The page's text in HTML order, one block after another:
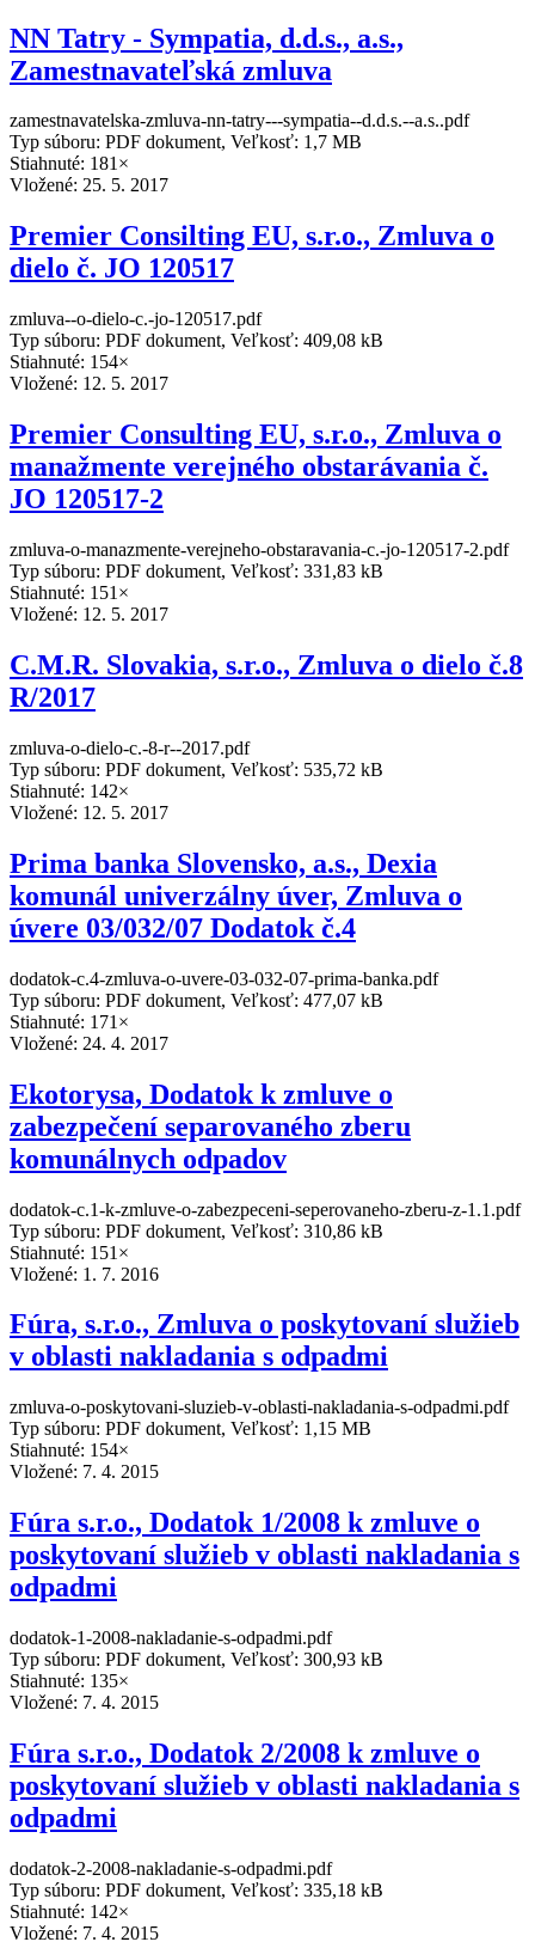
NN Tatry - Sympatia, d.d.s., a.s.,
Zamestnavateľská zmluva
zamestnavatelska-zmluva-nn-tatry---sympatia--d.d.s.--a.s..pdf
Typ súboru: PDF dokument, Veľkosť: 1,7 MB
Stiahnuté: 181×
Vložené: 25. 5. 2017
Premier Consilting EU, s.r.o., Zmluva o
dielo č. JO 120517
zmluva--o-dielo-c.-jo-120517.pdf
Typ súboru: PDF dokument, Veľkosť: 409,08 kB
Stiahnuté: 154×
Vložené: 12. 5. 2017
Premier Consulting EU, s.r.o., Zmluva o
manažmente verejného obstarávania č.
JO 120517-2
zmluva-o-manazmente-verejneho-obstaravania-c.-jo-120517-2.pdf
Typ súboru: PDF dokument, Veľkosť: 331,83 kB
Stiahnuté: 151×
Vložené: 12. 5. 2017
C.M.R. Slovakia, s.r.o., Zmluva o dielo č.8
R/2017
zmluva-o-dielo-c.-8-r--2017.pdf
Typ súboru: PDF dokument, Veľkosť: 535,72 kB
Stiahnuté: 142×
Vložené: 12. 5. 2017
Prima banka Slovensko, a.s., Dexia
komunál univerzálny úver, Zmluva o
úvere 03/032/07 Dodatok č.4
dodatok-c.4-zmluva-o-uvere-03-032-07-prima-banka.pdf
Typ súboru: PDF dokument, Veľkosť: 477,07 kB
Stiahnuté: 171×
Vložené: 24. 4. 2017
Ekotorysa, Dodatok k zmluve o
zabezpečení separovaného zberu
komunálnych odpadov
dodatok-c.1-k-zmluve-o-zabezpeceni-seperovaneho-zberu-z-1.1.pdf
Typ súboru: PDF dokument, Veľkosť: 310,86 kB
Stiahnuté: 151×
Vložené: 1. 7. 2016
Fúra, s.r.o., Zmluva o poskytovaní služieb
v oblasti nakladania s odpadmi
zmluva-o-poskytovani-sluzieb-v-oblasti-nakladania-s-odpadmi.pdf
Typ súboru: PDF dokument, Veľkosť: 1,15 MB
Stiahnuté: 154×
Vložené: 7. 4. 2015
Fúra s.r.o., Dodatok 1/2008 k zmluve o
poskytovaní služieb v oblasti nakladania s
odpadmi
dodatok-1-2008-nakladanie-s-odpadmi.pdf
Typ súboru: PDF dokument, Veľkosť: 300,93 kB
Stiahnuté: 135×
Vložené: 7. 4. 2015
Fúra s.r.o., Dodatok 2/2008 k zmluve o
poskytovaní služieb v oblasti nakladania s
odpadmi
dodatok-2-2008-nakladanie-s-odpadmi.pdf
Typ súboru: PDF dokument, Veľkosť: 335,18 kB
Stiahnuté: 142×
Vložené: 7. 4. 2015